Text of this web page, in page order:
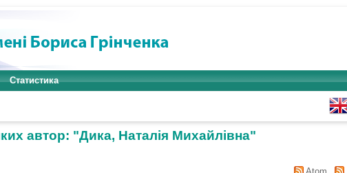
Статистика
автор: "Дика, Наталія Михайлівна"